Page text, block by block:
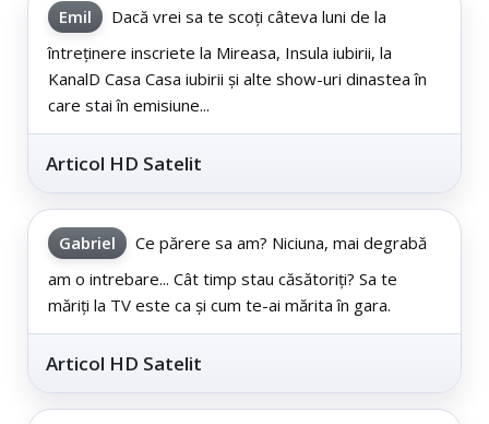
Emil
Dacă vrei sa te scoți câteva luni de la
întreținere inscriete la Mireasa, Insula iubirii, la
KanalD Casa Casa iubirii și alte show-uri dinastea în
care stai în emisiune...
Articol HD Satelit
Gabriel
Ce părere sa am? Niciuna, mai degrabă
am o intrebare... Cât timp stau căsătoriți? Sa te
măriți la TV este ca și cum te-ai mărita în gara.
Articol HD Satelit